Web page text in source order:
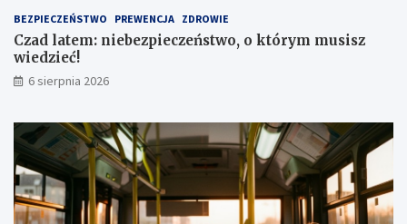
a
,
1
m
l
ł
BEZPIECZEŃSTWO PREWENCJA ZDROWIE
Czad latem: niebezpieczeństwo, o którym musisz
wiedzieć!
6 sierpnia 2026